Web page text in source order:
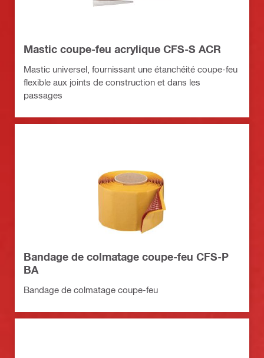
Mastic coupe-feu acrylique CFS-S ACR
Mastic universel, fournissant une étanchéité coupe-feu
flexible aux joints de construction et dans les
passages
Bandage de colmatage coupe-feu CFS-P
BA
Bandage de colmatage coupe-feu